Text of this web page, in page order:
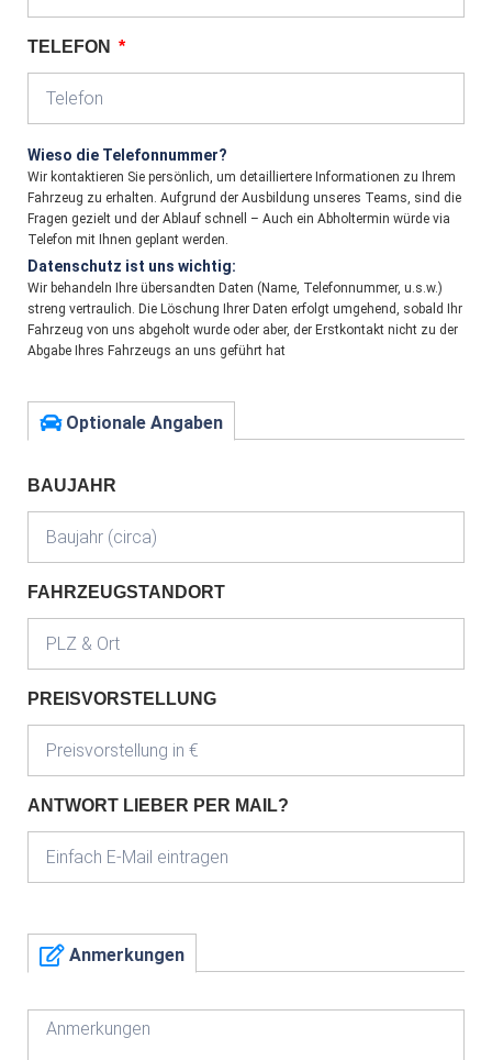
TELEFON
Wieso die Telefonnummer?
Wir kontaktieren Sie persönlich, um detailliertere Informationen zu Ihrem
Fahrzeug zu erhalten. Aufgrund der Ausbildung unseres Teams, sind die
Fragen gezielt und der Ablauf schnell – Auch ein Abholtermin würde via
Telefon mit Ihnen geplant werden.
Datenschutz ist uns wichtig:
Wir behandeln Ihre übersandten Daten (Name, Telefonnummer, u.s.w.)
streng vertraulich. Die Löschung Ihrer Daten erfolgt umgehend, sobald Ihr
Fahrzeug von uns abgeholt wurde oder aber, der Erstkontakt nicht zu der
Abgabe Ihres Fahrzeugs an uns geführt hat
Optionale Angaben
BAUJAHR
FAHRZEUGSTANDORT
PREISVORSTELLUNG
ANTWORT LIEBER PER MAIL?
Anmerkungen